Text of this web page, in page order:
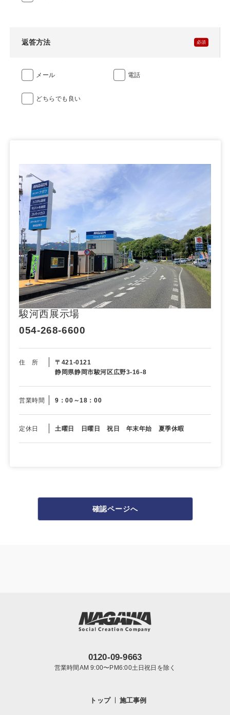
返答方法
メール 電話
どちらでも良い
駿河西展示場
054-268-6600
住 所
〒421-0121
静岡県静岡市駿河区広野3-16-8
営業時間 9：00～18：00
定休日 土曜日 日曜日 祝日 年末年始 夏季休暇
確認ページへ
0120-09-9663
営業時間AM 9:00〜PM6:00土日祝日を除く
トップ 施工事例